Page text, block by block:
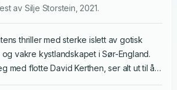
av Silje Storstein 2021.
thriller med sterke islett av gotisk
vakre kystlandskapet i Sør-England.
med flotte David Kerthen, ser alt ut til å